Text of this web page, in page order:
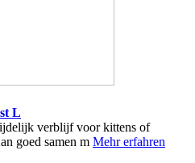
L
verblijf voor kittens of
goed samen m Mehr erfahren